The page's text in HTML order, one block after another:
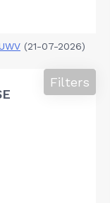
(21-07-2026)
Filters